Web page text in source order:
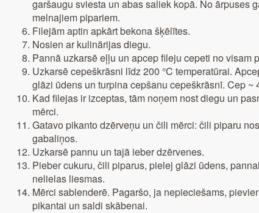
garšaugu sviesta un abas saliek kopā. No ārpuses
melnajiem pipariem.
Filejām aptin apkārt bekona šķēlītes.
Nosien ar kulinārijas diegu.
Pannā uzkarsē eļļu un apcep fileju cepeti no visam
Uzkarsē cepeškrāsni līdz 200 °C temperatūrai.
glāzi ūdens un turpina cepšanu cepeškrāsnī. Cep ~
Kad filejas ir izceptas, tām noņem nost diegu un
mērci.
Gatavo pikanto dzērveņu un čili mērci: čili piparu
gabaliņos.
Uzkarsē pannu un tajā ieber dzērvenes.
Pieber cukuru, čili piparus, pielej glāzi ūdens,
nelielas liesmas.
Mērci sablenderē. Pagaršo, ja nepieciešams,
pikantai un saldi skābenai.